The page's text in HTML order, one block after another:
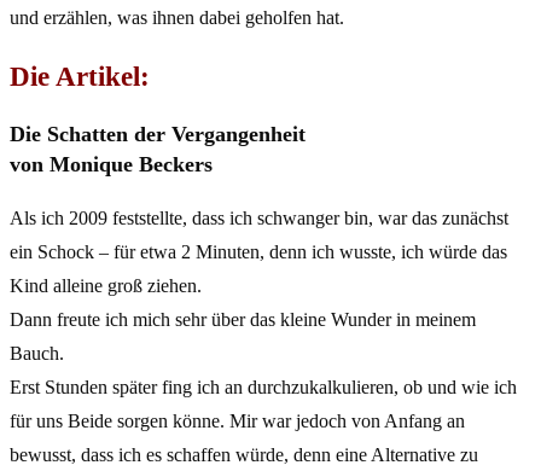
und erzählen, was ihnen dabei geholfen hat.
Die Artikel:
Die Schatten der Vergangenheit
von Monique Beckers
Als ich 2009 feststellte, dass ich schwanger bin, war das zunächst
ein Schock – für etwa 2 Minuten, denn ich wusste, ich würde das
Kind alleine groß ziehen.
Dann freute ich mich sehr über das kleine Wunder in meinem
Bauch.
Erst Stunden später fing ich an durchzukalkulieren, ob und wie ich
für uns Beide sorgen könne. Mir war jedoch von Anfang an
bewusst, dass ich es schaffen würde, denn eine Alternative zu